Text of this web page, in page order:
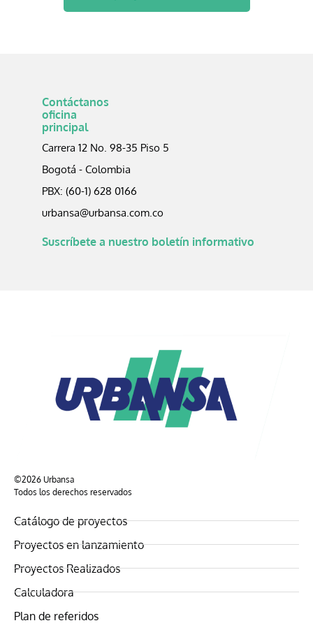
Contáctanos
oficina
principal
Carrera 12 No. 98-35 Piso 5
Bogotá - Colombia
PBX: (60-1) 628 0166
urbansa@urbansa.com.co
Suscríbete a nuestro boletín informativo​
©2026 Urbansa
Todos los derechos reservados
Catálogo de proyectos
Proyectos en lanzamiento
Proyectos Realizados
Calculadora
Plan de referidos